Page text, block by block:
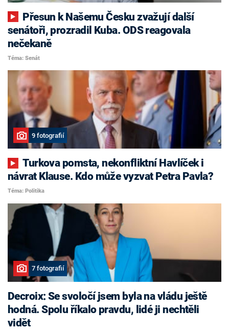
senátoři, prozradil Kuba. ODS reagovala
nečekaně
Téma: Senát
9 fotografií
Turkova pomsta, nekonfliktní Havlíček i
návrat Klause. Kdo může vyzvat Petra Pavla?
Téma: Politika
7 fotografií
Decroix: Se svoločí jsem byla na vládu ještě
hodná. Spolu říkalo pravdu, lidé ji nechtěli
vidět